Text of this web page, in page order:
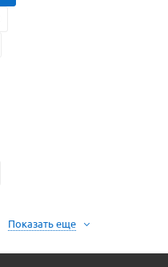
Показать еще